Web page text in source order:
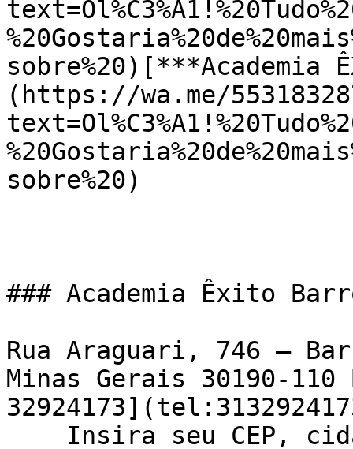
sobre%20)[***Academia
(https://wa.me/
sobre%20)
### Academia Êxito
Rua Araguari, 746 –
Minas Gerais 30190-